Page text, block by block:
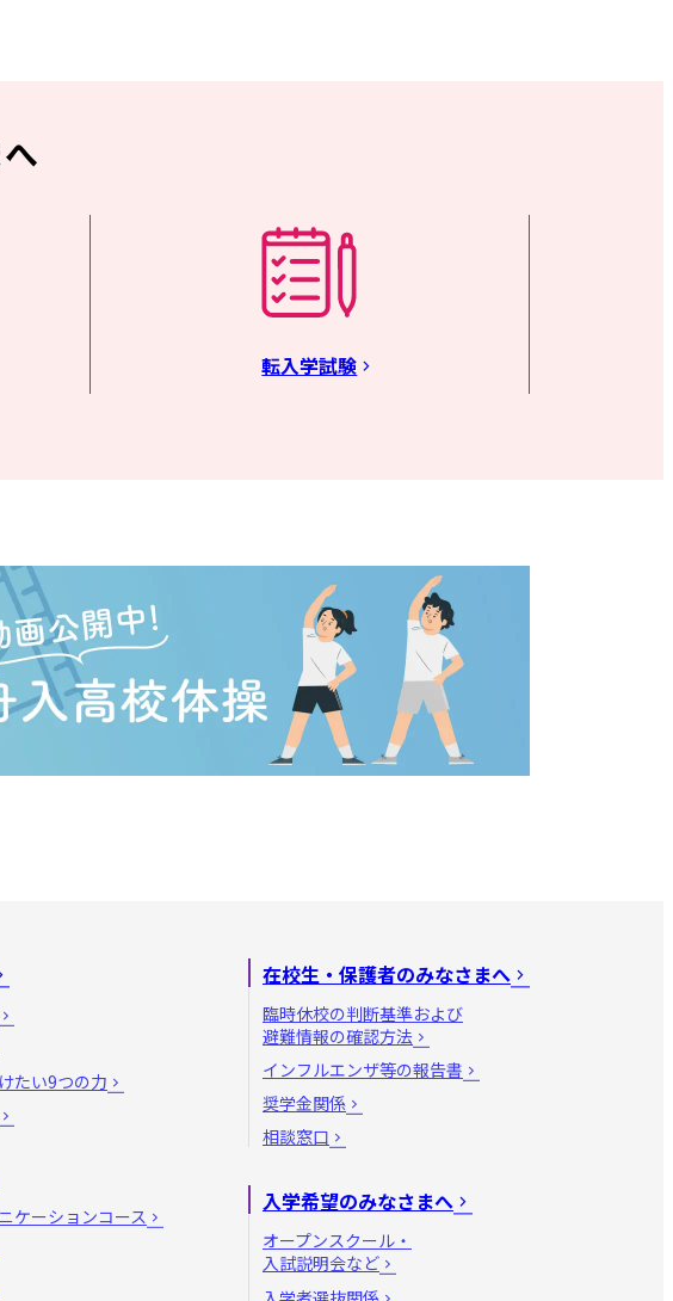
転入学試験
たい9つの力
ケーションコース
在校生・保護者のみなさまへ
臨時休校の判断基準および
避難情報の確認方法
インフルエンザ等の報告書
奨学金関係
相談窓口
入学希望のみなさまへ
オープンスクール・
入試説明会など